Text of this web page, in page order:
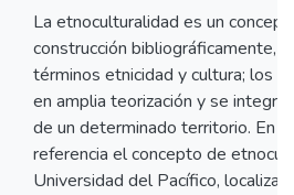
La etnoculturalidad es un
construcción bibliográficamente,
términos etnicidad y cultura; los
en amplia teorización y se
de un determinado territorio. En
referencia el concepto de
Universidad del Pacífico,